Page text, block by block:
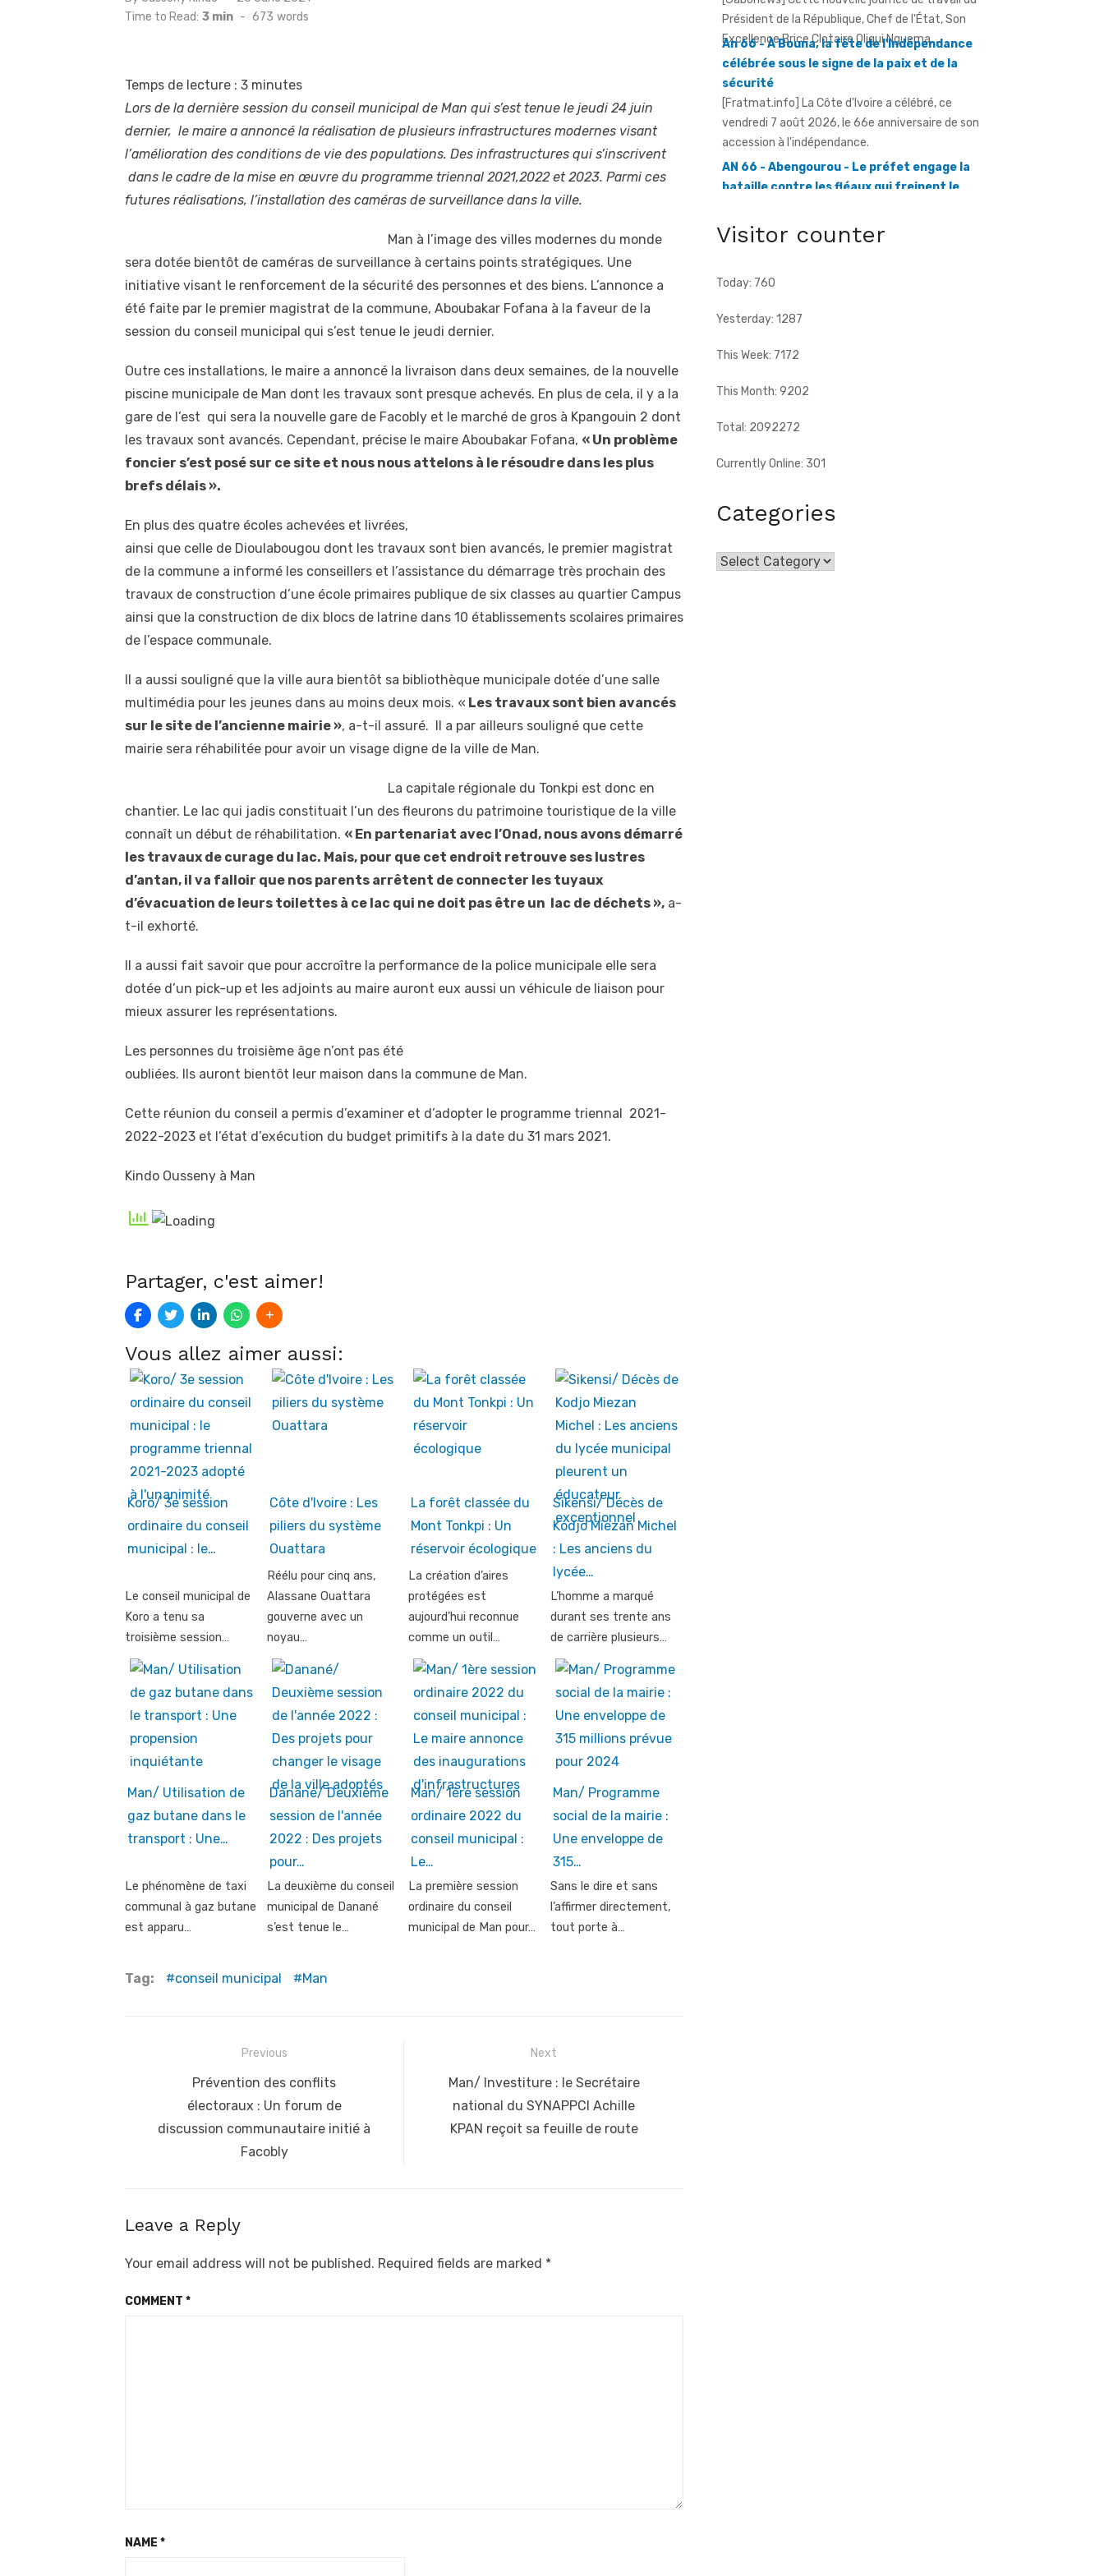
Time to Read: 3 min - 673 words
Temps de lecture : 3 minutes
Lors de la dernière session du conseil municipal de Man qui s’est tenue le jeudi 24 juin
dernier, le maire a annoncé la réalisation de plusieurs infrastructures modernes visant
l’amélioration des conditions de vie des populations. Des infrastructures qui s’inscrivent
dans le cadre de la mise en œuvre du programme triennal 2021,2022 et 2023. Parmi ces
futures réalisations, l’installation des caméras de surveillance dans la ville.
Man à l’image des villes modernes du monde
sera dotée bientôt de caméras de surveillance à certains points stratégiques. Une
initiative visant le renforcement de la sécurité des personnes et des biens. L’annonce a
été faite par le premier magistrat de la commune, Aboubakar Fofana à la faveur de la
session du conseil municipal qui s’est tenue le jeudi dernier.
Outre ces installations, le maire a annoncé la livraison dans deux semaines, de la nouvelle
piscine municipale de Man dont les travaux sont presque achevés. En plus de cela, il y a la
gare de l’est qui sera la nouvelle gare de Facobly et le marché de gros à Kpangouin 2 dont
les travaux sont avancés. Cependant, précise le maire Aboubakar Fofana, « Un problème
foncier s’est posé sur ce site et nous nous attelons à le résoudre dans les plus
brefs délais ».
En plus des quatre écoles achevées et livrées,
ainsi que celle de Dioulabougou dont les travaux sont bien avancés, le premier magistrat
de la commune a informé les conseillers et l’assistance du démarrage très prochain des
travaux de construction d’une école primaires publique de six classes au quartier Campus
ainsi que la construction de dix blocs de latrine dans 10 établissements scolaires primaires
de l’espace communale.
Il a aussi souligné que la ville aura bientôt sa bibliothèque municipale dotée d’une salle
multimédia pour les jeunes dans au moins deux mois. « Les travaux sont bien avancés
sur le site de l’ancienne mairie », a-t-il assuré. Il a par ailleurs souligné que cette
mairie sera réhabilitée pour avoir un visage digne de la ville de Man.
La capitale régionale du Tonkpi est donc en
chantier. Le lac qui jadis constituait l’un des fleurons du patrimoine touristique de la ville
connaît un début de réhabilitation. « En partenariat avec l’Onad, nous avons démarré
les travaux de curage du lac. Mais, pour que cet endroit retrouve ses lustres
d’antan, il va falloir que nos parents arrêtent de connecter les tuyaux
d’évacuation de leurs toilettes à ce lac qui ne doit pas être un lac de déchets », a-
t-il exhorté.
Il a aussi fait savoir que pour accroître la performance de la police municipale elle sera
dotée d’un pick-up et les adjoints au maire auront eux aussi un véhicule de liaison pour
mieux assurer les représentations.
Les personnes du troisième âge n’ont pas été
oubliées. Ils auront bientôt leur maison dans la commune de Man.
Cette réunion du conseil a permis d’examiner et d’adopter le programme triennal 2021-
2022-2023 et l’état d’exécution du budget primitifs à la date du 31 mars 2021.
Kindo Ousseny à Man
Partager, c'est aimer!
Vous allez aimer aussi:
Koro/ 3e session
ordinaire du conseil
municipal : le…
Le conseil municipal de
Koro a tenu sa
troisième session…
Côte d'Ivoire : Les
piliers du système
Ouattara
Réélu pour cinq ans,
Alassane Ouattara
gouverne avec un
noyau…
La forêt classée du
Mont Tonkpi : Un
réservoir écologique
La création d’aires
protégées est
aujourd’hui reconnue
comme un outil…
Sikensi/ Décès de
Kodjo Miezan Michel
: Les anciens du
lycée…
L’homme a marqué
durant ses trente ans
de carrière plusieurs…
Man/ Utilisation de
gaz butane dans le
transport : Une…
Le phénomène de taxi
communal à gaz butane
est apparu…
Danané/ Deuxième
session de l'année
2022 : Des projets
pour…
La deuxième du conseil
municipal de Danané
s’est tenue le…
Man/ 1ère session
ordinaire 2022 du
conseil municipal :
Le…
La première session
ordinaire du conseil
municipal de Man pour…
Man/ Programme
social de la mairie :
Une enveloppe de
315…
Sans le dire et sans
l’affirmer directement,
tout porte à…
Tag: conseil municipal Man
navigation
Previous
PreviousPrévention des conflits
électoraux : Un forum de
discussion communautaire initié à
Facobly
Next
Next
post:
Man/ Investiture : le Secrétaire
national du SYNAPPCI Achille
KPAN reçoit sa feuille de route
Leave a Reply
Your email address will not be published. Required fields are marked *
COMMENT *
NAME *
célébrée sous le signe de la paix et de la
sécurité
[Fratmat.info] La Côte d'Ivoire a célébré, ce
vendredi 7 août 2026, le 66e anniversaire de son
accession à l'indépendance.
AN 66 - Abengourou - Le préfet engage la
bataille contre les fléaux qui freinent le
développement
[Fratmat.info] La célébration du 66e
anniversaire de l'indépendance de la Côte
a ...
Visitor counter
Today: 760
Yesterday: 1287
This Week: 7172
This Month: 9202
Total: 2092272
Currently Online: 301
Categories
Categories